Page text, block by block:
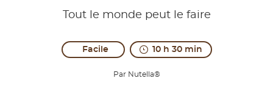
Tout le monde peut le faire
Facile 10 h 30 min
Par Nutella®